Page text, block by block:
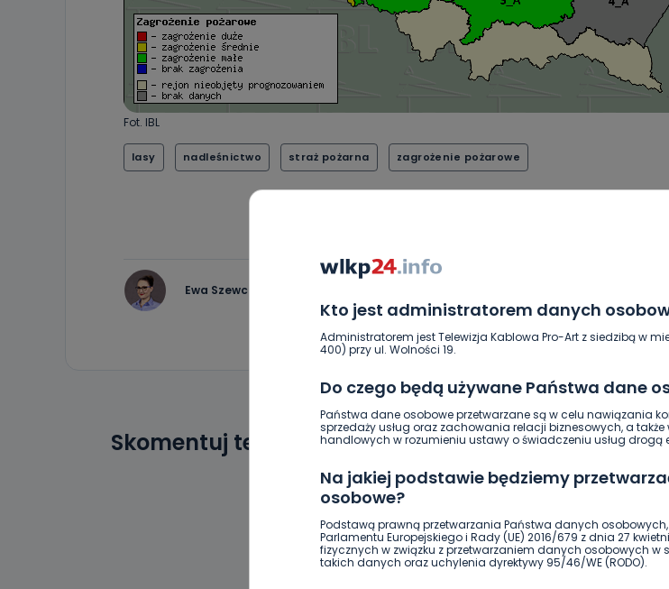
Kto jest administratorem danych
Administratorem jest Telewizja Kablowa Pro-Art z siedzibą w
400) przy ul. Wolności 19.
Do czego będą używane Państwa dane
Państwa dane osobowe przetwarzane są w celu nawiązania
sprzedaży usług oraz zachowania relacji biznesowych, a
handlowych w rozumieniu ustawy o świadczeniu usług drogą
Na jakiej podstawie będziemy
osobowe?
Podstawą prawną przetwarzania Państwa danych osobowych,
Parlamentu Europejskiego i Rady (UE) 2016/679 z dnia 27
fizycznych w związku z przetwarzaniem danych osobowych w
takich danych oraz uchylenia dyrektywy 95/46/WE (RODO).
Fot. IBL
lasy nadleśnictwo straż pożarna zagrożenie pożarowe
Ewa Szewczyk
Skomentuj ten wpis jako pierwszy!